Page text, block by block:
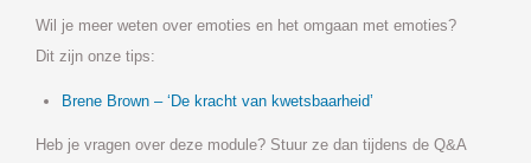
Wil je meer weten over emoties en het omgaan met emoties?
Dit zijn onze tips:
Brene Brown – ‘De kracht van kwetsbaarheid’
Heb je vragen over deze module? Stuur ze dan tijdens de Q&A